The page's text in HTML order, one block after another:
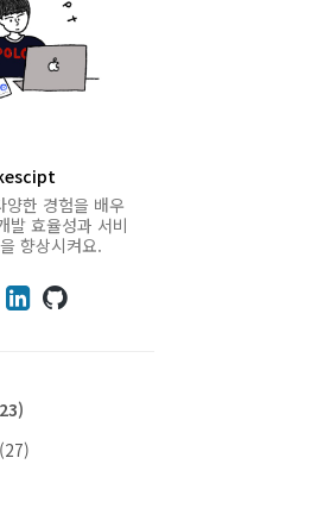
한 경험을 배우
발 효율성과 서비
향상시켜요.
 
(27)